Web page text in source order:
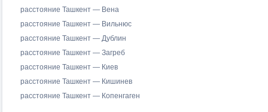
расстояние Ташкент — Вена
расстояние Ташкент — Вильнюс
расстояние Ташкент — Дублин
расстояние Ташкент — Загреб
расстояние Ташкент — Киев
расстояние Ташкент — Кишинев
расстояние Ташкент — Копенгаген